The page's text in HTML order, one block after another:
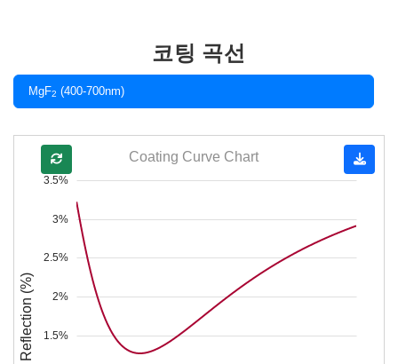
코팅 곡선
MgF2 (400-700nm)
1.5%
2%
2.5%
3%
3.5%
Reflection (%)
Coating Curve Chart